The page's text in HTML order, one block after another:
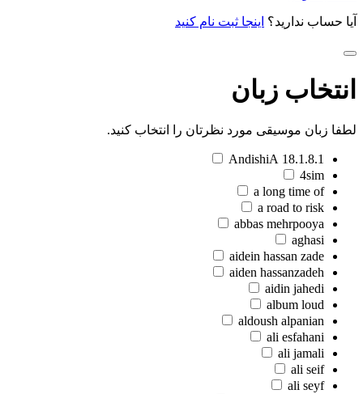
آیا حساب ندارید؟ اینجا ثبت نام کنید
انتخاب زبان
لطفا زبان موسیقی مورد نظرتان را انتخاب کنید.
18.1.8.1 AndishiA
4sim
a long time of
a road to risk
abbas mehrpooya
aghasi
aidein hassan zade
aiden hassanzadeh
aidin jahedi
album loud
aldoush alpanian
ali esfahani
ali jamali
ali seif
ali seyf